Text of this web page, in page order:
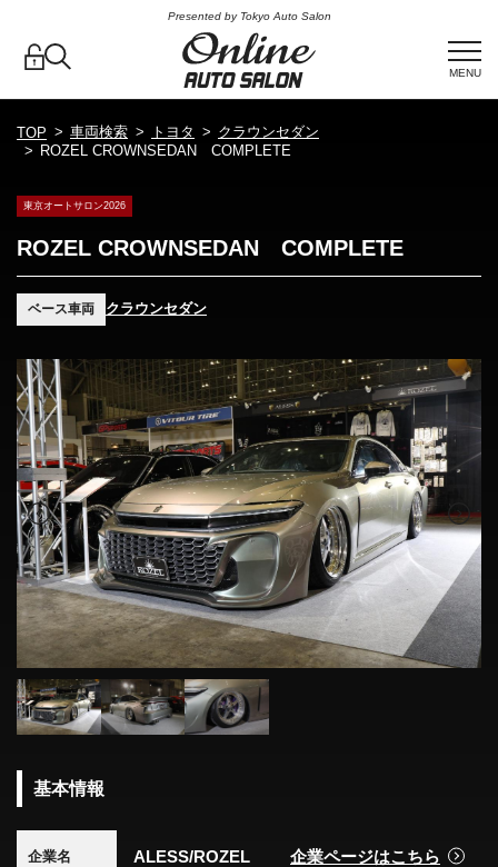
Presented by Tokyo Auto Salon
MENU
TOP 車両検索 トヨタ
クラウンセダン
ROZEL CROWNSEDAN COMPLETE
東京オートサロン2026
ROZEL CROWNSEDAN COMPLETE
ベース車両 クラウンセダン
基本情報
企業名 ALESS/ROZEL 企業ページはこちら